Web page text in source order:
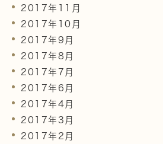
2017年11月
2017年10月
2017年9月
2017年8月
2017年7月
2017年6月
2017年4月
2017年3月
2017年2月